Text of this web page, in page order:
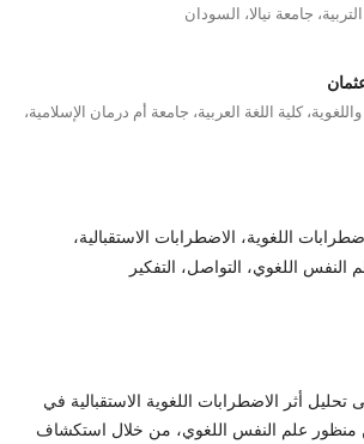
جامعة نيالا، السودان
كلية اللغة العربية، جامعة أم درمان الإسلامية،
اللغوية، الاضطرابات الاستقبالية،
النفس اللغوي، التواصل، التفكير
أثر الاضطرابات اللغوية الاستقبالية في
منظور علم النفس اللغوي، من خلال استكشاف